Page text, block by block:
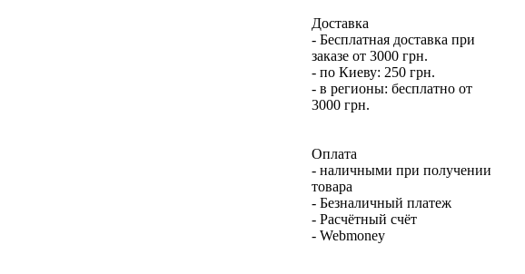
Доставка
- Бесплатная доставка при
заказе от 3000 грн.
- по Киеву: 250 грн.
- в регионы: бесплатно от
3000 грн.
Оплата
- наличными при получении
товара
- Безналичный платеж
- Расчётный счёт
- Webmoney